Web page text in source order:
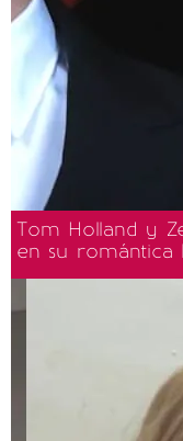
Tom Holland y
en su romántica